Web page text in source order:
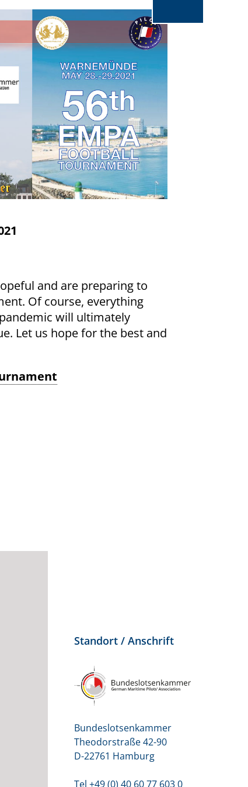
and are preparing to
Of course, everything
will ultimately
Let us hope for the best and
Standort / Anschrift
Bundeslotsenkammer
Theodorstraße 42-90
D-22761 Hamburg
Tel +49 (0) 40 60 77 603 0